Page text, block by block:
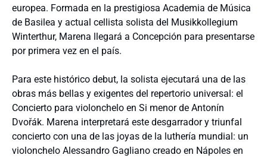
europea. Formada en la prestigiosa Academia de Música
de Basilea y actual cellista solista del Musikkollegium
Winterthur, Marena llegará a Concepción para presentarse
por primera vez en el país.
Para este histórico debut, la solista ejecutará una de las
obras más bellas y exigentes del repertorio universal: el
Concierto para violonchelo en Si menor de Antonín
Dvořák. Marena interpretará este desgarrador y triunfal
concierto con una de las joyas de la luthería mundial: un
violonchelo Alessandro Gagliano creado en Nápoles en